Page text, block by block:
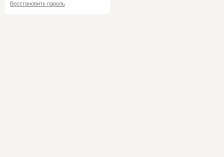
Восстановить пароль